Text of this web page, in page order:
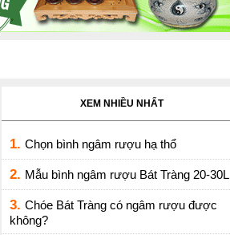
XEM NHIỀU NHẤT
1. Chọn bình ngâm rượu hạ thổ
2. Mẫu bình ngâm rượu Bát Tràng 20-30L
3. Chóe Bát Tràng có ngâm rượu được
không?